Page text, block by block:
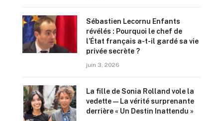
Sébastien Lecornu Enfants
révélés : Pourquoi le chef de
l’État français a-t-il gardé sa vie
privée secrète ?
juin 3, 2026
La fille de Sonia Rolland vole la
vedette — La vérité surprenante
derrière « Un Destin Inattendu »